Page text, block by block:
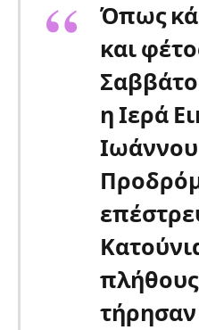
Όπως
και
η Ιερά
τήρησαν